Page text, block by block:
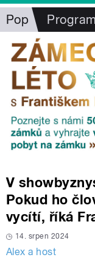
Pop Program
V
Pokud ho
vycítí, říká
14. srpen 2024
Alex a host